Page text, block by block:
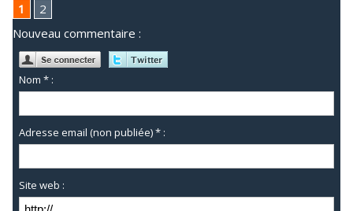
1
2
Nouveau commentaire :
Nom * :
Adresse email (non publiée) * :
Site web :